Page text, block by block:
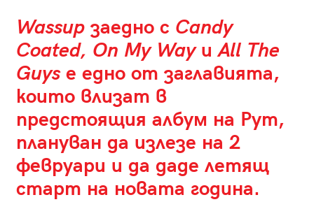
Wassupзаедно с Candy
Coated, On My Way и All The
Guysе едно от заглавията,
които влизат в
предстоящия албум на Рут,
плануван да излезе на 2
февруари и да даде летящ
старт на новата година.